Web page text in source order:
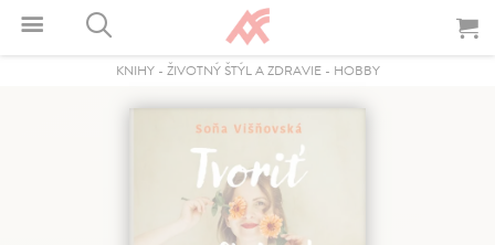
KNIHY- ŽIVOTNÝ ŠTÝL A ZDRAVIE- HOBBY